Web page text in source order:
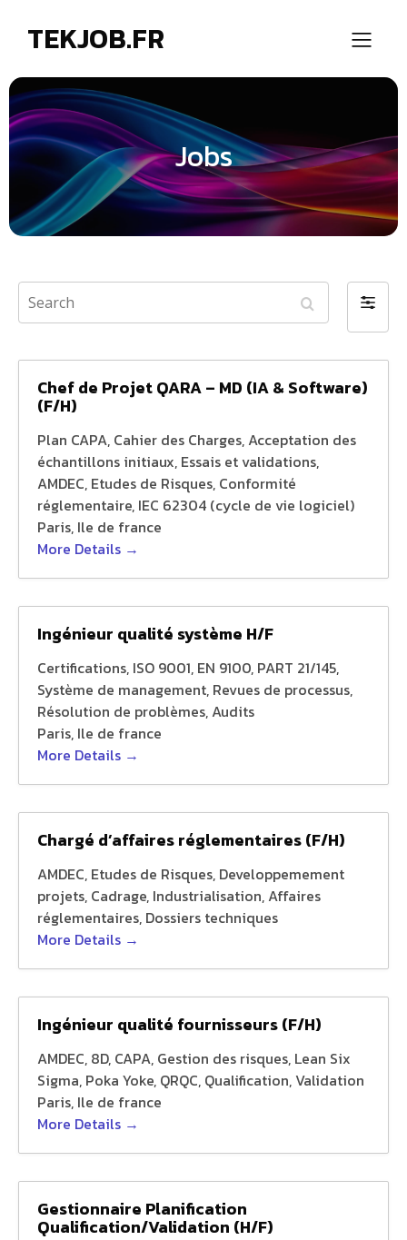
TEKJOB.FR
Jobs
S
r
F
e
Chef de Projet QARA – MD (IA & Software)
(F/H)
Plan CAPA Cahier des Charges Acceptation des
échantillons initiaux Essais et validations
AMDEC Etudes de Risques Conformité
réglementaire IEC 62304 (cycle de vie logiciel)
Paris Ile de france
More Details
Ingénieur qualité système H/F
Certifications ISO 9001 EN 9100 PART 21/145
Système de management Revues de processus
Résolution de problèmes Audits
Paris Ile de france
More Details
Chargé d’affaires réglementaires (F/H)
AMDEC Etudes de Risques Developpemement
projets Cadrage Industrialisation Affaires
réglementaires Dossiers techniques
More Details
Ingénieur qualité fournisseurs (F/H)
AMDEC 8D CAPA Gestion des risques Lean Six
Sigma Poka Yoke QRQC Qualification Validation
Paris Ile de france
More Details
Gestionnaire Planification
Qualification/Validation (H/F)